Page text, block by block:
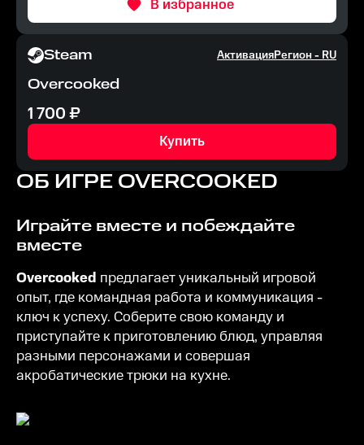
В избранное
Steam АктивацияРегион -RU
Overcooked
1 700₽
Купить
ОБ ИГРЕ OVERCOOKED
Играйте вместе и побеждайте
вместе
Overcooked предлагает уникальный игровой
опыт, где командная работа и коммуникация -
ключ к успеху. Соберите свою команду и
приступайте к приготовлению блюд, управляя
разными персонажами и совершая
акробатические трюки на кухне.